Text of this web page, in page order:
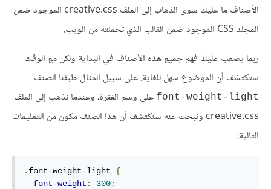
الأصناف ما عليك سوى الذهاب إلى الملف creative.css الموجود ضمن
المجلد CSS الموجود ضمن القالب الذي تحملته من الويب.
ربما يصعب عليك فهم جميع هذه الأصناف في البداية ولكن مع الوقت
ستكتشف أن الموضوع سهل للغاية. على سبيل المثال طبقنا الصنف
font-weight-light على وسم الفقرة، وعندما نذهب إلى الملف
creative.css ونبحث عنه سنكتشف أن هذا الصنف مكون من التعليمات
التالية:
. font-weight-light {
font-weight : 300;